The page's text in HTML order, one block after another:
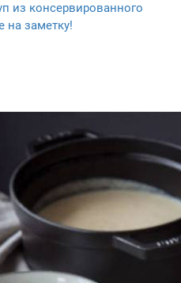
из консервированного
на заметку!